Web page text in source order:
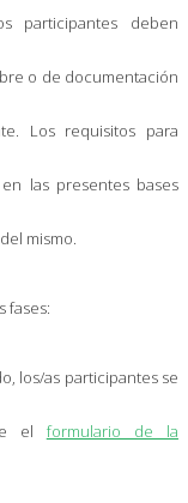
participantes deben
o de documentación
Los requisitos para
las presentes bases
mismo.
fases:
los/as participantes se
el formulario de la